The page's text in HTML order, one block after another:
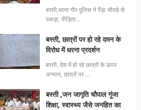
बस्ती,थाना गौर पुलिस ने पैंड़ा चौराहे से
पकड़ा, पीड़िता…
बस्ती, छात्रों पर हो रहे दमन के
विरोध में धरना प्रदर्शन
बस्ती, देश में हो रहे छात्रों के ऊपर
अन्याय, छात्रों पर …
बस्ती ,जन जागृति चौपाल गूंजा
शिक्षा, स्वास्थ्य जैसे जनहित का